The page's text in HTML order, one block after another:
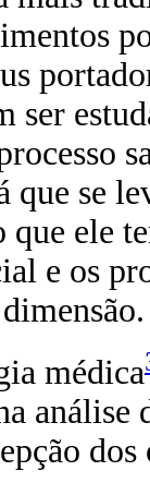
ser
que se
ele
e os
médica
análise